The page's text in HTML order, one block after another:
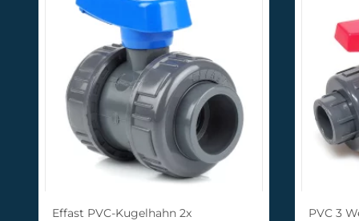
Effast PVC-Kugelhahn 2x
PVC 3